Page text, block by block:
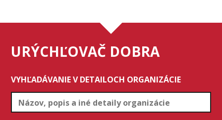
URÝCHĽOVAČ DOBRA
VYHĽADÁVANIE V DETAILOCH ORGANIZÁCIE